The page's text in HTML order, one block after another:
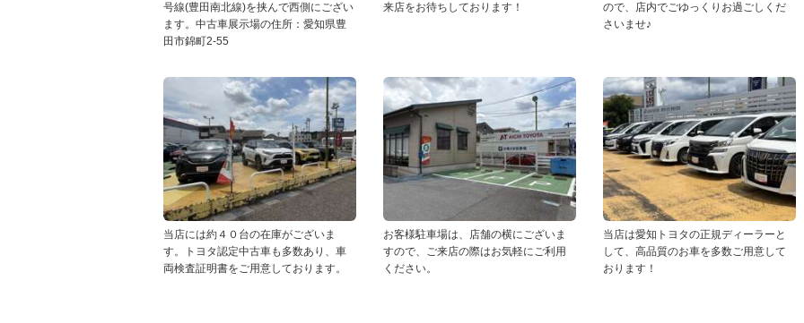
号線(豊田南北線)を挟んで西側にござい
ます。中古車展示場の住所：愛知県豊
田市錦町2-55
来店をお待ちしております！
ので、店内でごゆっくりお過ごしくだ
さいませ♪
当店には約４０台の在庫がございま
す。トヨタ認定中古車も多数あり、車
両検査証明書をご用意しております。
お客様駐車場は、店舗の横にございま
すので、ご来店の際はお気軽にご利用
ください。
当店は愛知トヨタの正規ディーラーと
して、高品質のお車を多数ご用意して
おります！